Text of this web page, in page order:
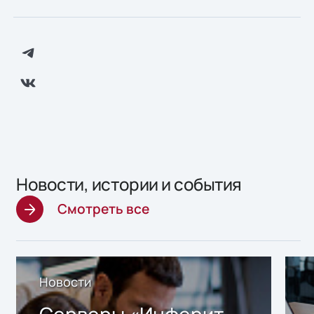
Новости, истории и события
Смотреть все
Новости